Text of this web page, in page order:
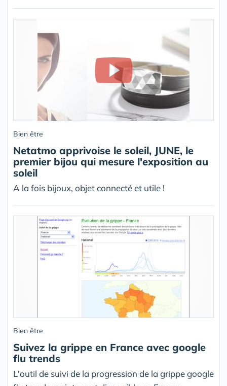
Bien être
Netatmo apprivoise le soleil, JUNE, le
premier bijou qui mesure l'exposition au
soleil
A la fois bijoux, objet connecté et utile !
Bien être
Suivez la grippe en France avec google
flu trends
L'outil de suivi de la progression de la grippe google